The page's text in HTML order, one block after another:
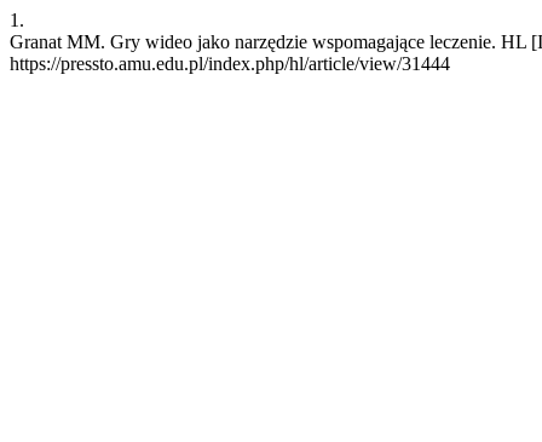
1.
Granat MM. Gry wideo jako narzędzie wspomagające leczenie. HL
https://pressto.amu.edu.pl/index.php/hl/article/view/31444